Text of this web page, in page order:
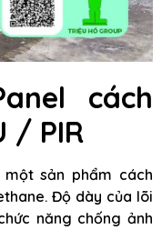
cách
/ PIR
sản phẩm cách
Độ dày của lõi
năng chống ảnh